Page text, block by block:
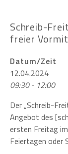
Schreib-
freier
Datum/Zeit
12.04.2024
09:30 - 12:00
Der „Schreib-
Angebot des
ersten Freitag
Feiertagen oder